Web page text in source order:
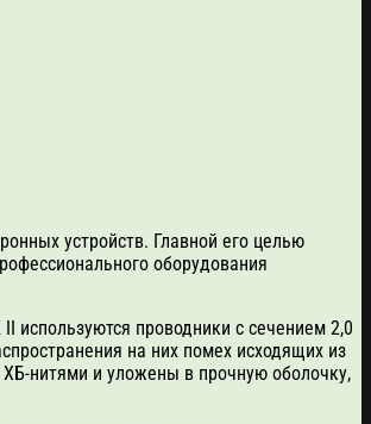
устройств. Главной его целью
оборудования
используются проводники c сечением 2,0
на них помех исходящих из
нитями и уложены в прочную оболочку,